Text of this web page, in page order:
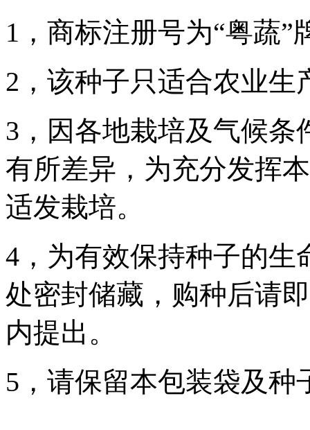
1，商标注册号为“粤蔬”
2，该种子只适合农业
3，因各地栽培及气候
有所差异，为充分发挥
适发栽培。
4，为有效保持种子的生
处密封储藏，购种后请
内提出。
5，请保留本包装袋及